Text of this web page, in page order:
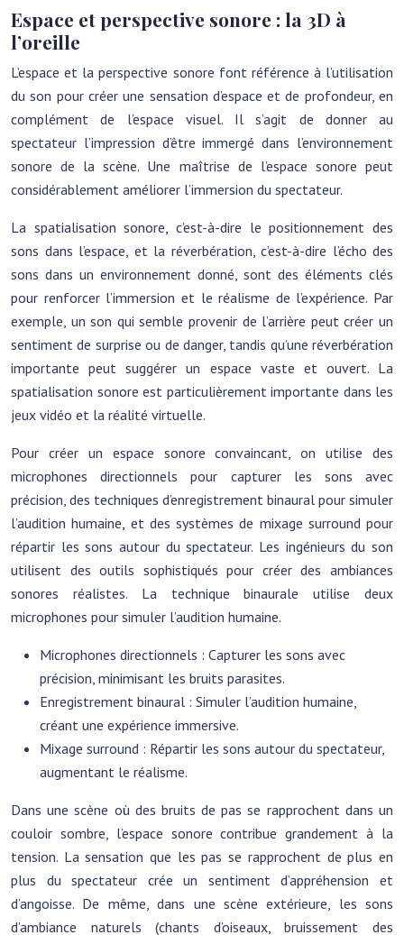
Espace et perspective sonore : la 3D à
l’oreille
L’espace et la perspective sonore font référence à l’utilisation
du son pour créer une sensation d’espace et de profondeur, en
complément de l’espace visuel. Il s’agit de donner au
spectateur l’impression d’être immergé dans l’environnement
sonore de la scène. Une maîtrise de l’espace sonore peut
considérablement améliorer l’immersion du spectateur.
La spatialisation sonore, c’est-à-dire le positionnement des
sons dans l’espace, et la réverbération, c’est-à-dire l’écho des
sons dans un environnement donné, sont des éléments clés
pour renforcer l’immersion et le réalisme de l’expérience. Par
exemple, un son qui semble provenir de l’arrière peut créer un
sentiment de surprise ou de danger, tandis qu’une réverbération
importante peut suggérer un espace vaste et ouvert. La
spatialisation sonore est particulièrement importante dans les
jeux vidéo et la réalité virtuelle.
Pour créer un espace sonore convaincant, on utilise des
microphones directionnels pour capturer les sons avec
précision, des techniques d’enregistrement binaural pour simuler
l’audition humaine, et des systèmes de mixage surround pour
répartir les sons autour du spectateur. Les ingénieurs du son
utilisent des outils sophistiqués pour créer des ambiances
sonores réalistes. La technique binaurale utilise deux
microphones pour simuler l’audition humaine.
Microphones directionnels : Capturer les sons avec
précision, minimisant les bruits parasites.
Enregistrement binaural : Simuler l’audition humaine,
créant une expérience immersive.
Mixage surround : Répartir les sons autour du spectateur,
augmentant le réalisme.
Dans une scène où des bruits de pas se rapprochent dans un
couloir sombre, l’espace sonore contribue grandement à la
tension. La sensation que les pas se rapprochent de plus en
plus du spectateur crée un sentiment d’appréhension et
d’angoisse. De même, dans une scène extérieure, les sons
d’ambiance naturels (chants d’oiseaux, bruissement des